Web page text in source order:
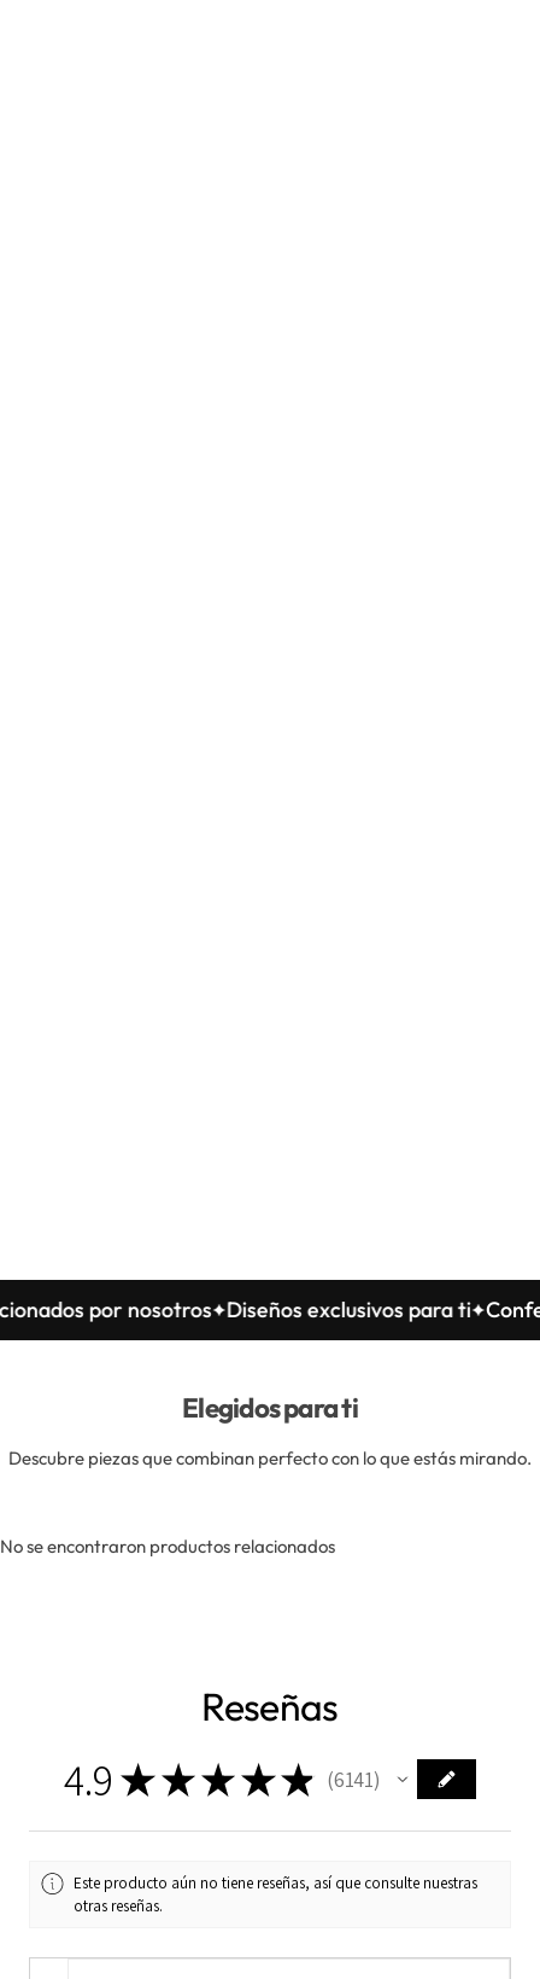
nosotros Diseños exclusivos para ti
Elegidos para ti
Descubre piezas que combinan perfecto con lo que estás mirando.
No se encontraron productos relacionados
Reseñas
4.9 ★ ★ ★★★ 6141
6141
Este producto aún no tiene reseñas, así que consulte nuestras
otras reseñas.